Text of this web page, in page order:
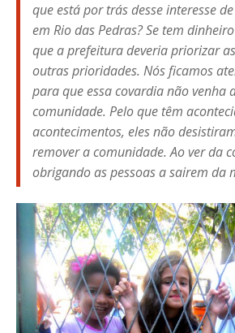
que está por trás desse interesse
em Rio das Pedras? Se tem
que a prefeitura deveria priorizar
outras prioridades. Nós ficamos
para que essa covardia não venha
comunidade. Pelo que têm
acontecimentos, eles não
remover a comunidade. Ao ver da
obrigando as pessoas a sairem da